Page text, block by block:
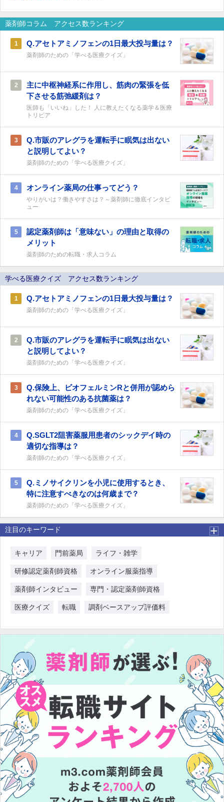
薬剤師コラム アクセス数ランキング
1 Q.アセトアミノフェンの1日最大投与量は？
薬剤師のための「学べる医療クイズ」
2
主に中枢神経系に作用し、筋肉の緊張を低
下させる筋弛緩剤は？
医師も「いいね」した！ 人に教えたくなる薬学＆医療
トリビア
3
Q.市販のアレグラを運転手に眠気は出ない
と説明してよい？
薬剤師のための「学べる医療クイズ」
4 オンライン薬局の仕事ってどう？
やりがいは？働きやすさは？～薬剤師に徹底インタビ
ュー
5
認定薬剤師は「意味ない」の理由と取得の
メリット
薬剤師のための転職・求人コラム
学べる医療クイズ アクセス数ランキング
1 Q.アセトアミノフェンの1日最大投与量は？
薬剤師のための「学べる医療クイズ」
2
Q.市販のアレグラを運転手に眠気は出ない
と説明してよい？
薬剤師のための「学べる医療クイズ」
3
Q.保険上、ビオフェルミンRと併用が認めら
れない可能性のある抗菌薬は？
薬剤師のための「学べる医療クイズ」
4
Q.SGLT2阻害薬服用患者のシックデイ時の
適切な指導は？
薬剤師のための「学べる医療クイズ」
5
Q.ミノサイクリンを小児に使用するとき、
特に注意すべきなのは何歳まで？
薬剤師のための「学べる医療クイズ」
注目のキーワード
キャリア 門前薬局 ライフ・雑学
研修認定薬剤師資格 オンライン服薬指導
薬剤師インタビュー 専門・認定薬剤師資格
医療クイズ 転職 調剤ベースアップ評価料